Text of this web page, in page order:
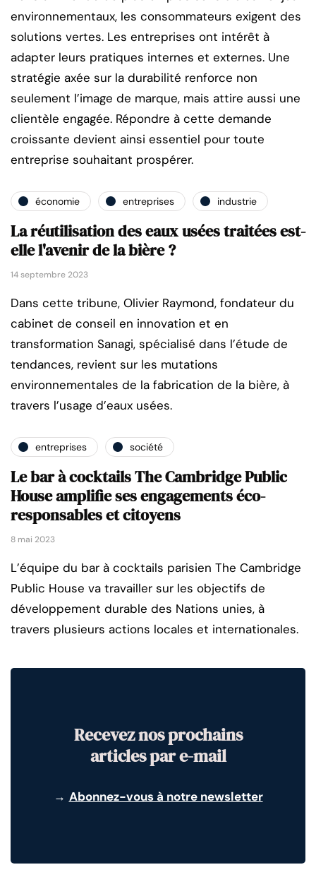
environnementaux, les consommateurs exigent des
solutions vertes. Les entreprises ont intérêt à
adapter leurs pratiques internes et externes. Une
stratégie axée sur la durabilité renforce non
seulement l’image de marque, mais attire aussi une
clientèle engagée. Répondre à cette demande
croissante devient ainsi essentiel pour toute
entreprise souhaitant prospérer.
économie entreprises industrie
La réutilisation des eaux usées traitées est-
elle l'avenir de la bière ?
14 septembre 2023
Dans cette tribune, Olivier Raymond, fondateur du
cabinet de conseil en innovation et en
transformation Sanagi, spécialisé dans l’étude de
tendances, revient sur les mutations
environnementales de la fabrication de la bière, à
travers l’usage d’eaux usées.
entreprises société
Le bar à cocktails The Cambridge Public
House amplifie ses engagements éco-
responsables et citoyens
8 mai 2023
L’équipe du bar à cocktails parisien The Cambridge
Public House va travailler sur les objectifs de
développement durable des Nations unies, à
travers plusieurs actions locales et internationales.
Recevez nos prochains
articles par e-mail
→ Abonnez-vous à notre newsletter